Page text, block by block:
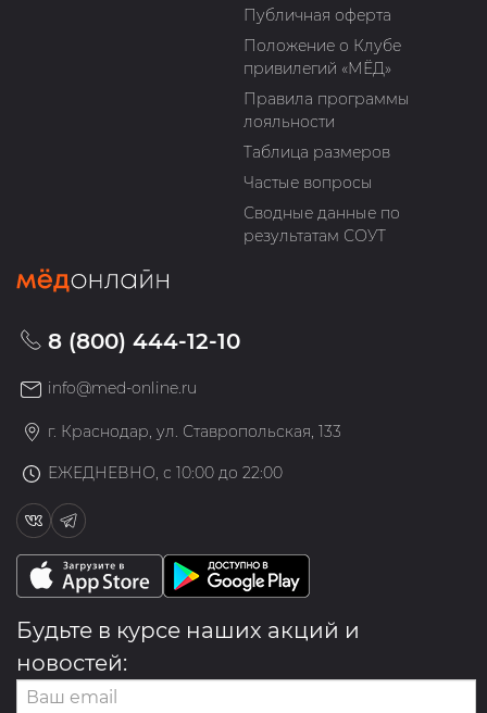
Публичная оферта
Положение о Клубе
привилегий «МЁД»
Правила программы
лояльности
Таблица размеров
Частые вопросы
Сводные данные по
результатам СОУТ
8 (800) 444-12-10
info@med-online.ru
г. Краснодар, ул. Ставропольская, 133
ЕЖЕДНЕВНО, с 10:00 до 22:00
Будьте в курсе наших акций и
новостей: